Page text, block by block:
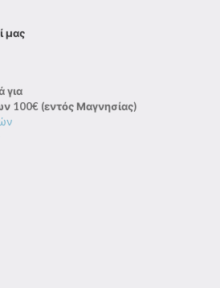
μας
για
100€ (εντός Μαγνησίας)